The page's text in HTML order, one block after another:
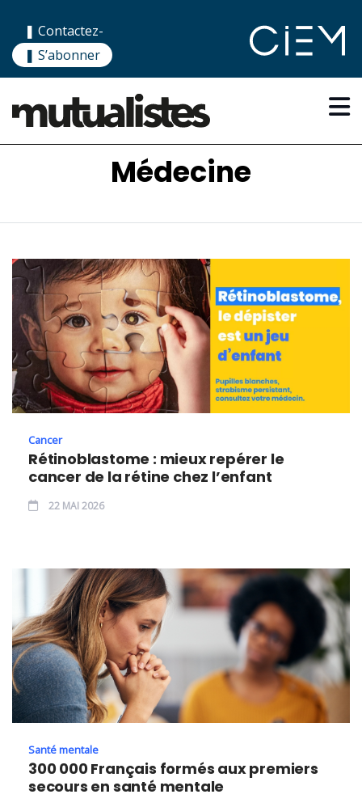
❚ Contactez-
nous
❚ S’abonner
Médecine
Cancer
Rétinoblastome : mieux repérer le
cancer de la rétine chez l’enfant
22 MAI 2026
Santé mentale
300 000 Français formés aux premiers
secours en santé mentale